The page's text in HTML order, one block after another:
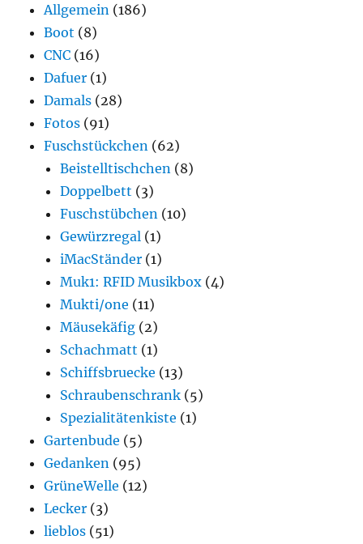
Allgemein (186)
Boot (8)
CNC (16)
Dafuer (1)
Damals (28)
Fotos (91)
Fuschstückchen (62)
Beistelltischchen (8)
Doppelbett (3)
Fuschstübchen (10)
Gewürzregal (1)
iMacStänder (1)
Muk1: RFID Musikbox (4)
Mukti/one (11)
Mäusekäfig (2)
Schachmatt (1)
Schiffsbruecke (13)
Schraubenschrank (5)
Spezialitätenkiste (1)
Gartenbude (5)
Gedanken (95)
GrüneWelle (12)
Lecker (3)
lieblos (51)